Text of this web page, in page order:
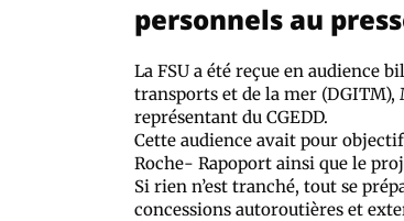
personnels au
La FSU a été reçue en audience
transports et de la mer (DGITM),
représentant du CGEDD.
Cette audience avait pour
Roche- Rapoport ainsi que le
Si rien n’est tranché, tout se
concessions autoroutières et